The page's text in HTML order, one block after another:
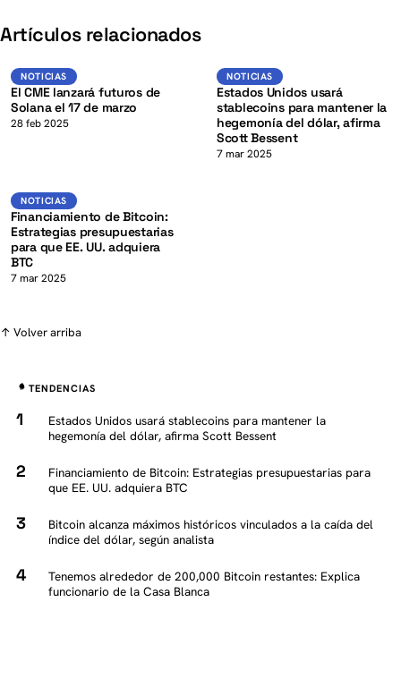
Artículos relacionados
NOTICIAS SOL K
NOTICIAS
El CME lanzará futuros de
Solana el 17 de marzo
28 feb 2025
NOTICIAS
NOTICIAS
Estados Unidos usará
stablecoins para mantener la
hegemonía del dólar, afirma
Scott Bessent
7 mar 2025
NOTICIAS K
NOTICIAS
Financiamiento de Bitcoin:
Estrategias presupuestarias
para que EE. UU. adquiera
BTC
7 mar 2025
↑ Volver arriba
TENDENCIAS
Estados Unidos usará stablecoins para mantener la
hegemonía del dólar, afirma Scott Bessent
Financiamiento de Bitcoin: Estrategias presupuestarias para
que EE. UU. adquiera BTC
Bitcoin alcanza máximos históricos vinculados a la caída del
índice del dólar, según analista
Tenemos alrededor de 200,000 Bitcoin restantes: Explica
funcionario de la Casa Blanca